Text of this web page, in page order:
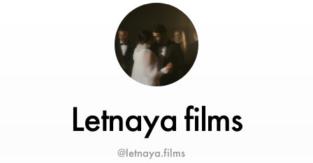
Letnaya films
@letnaya.films